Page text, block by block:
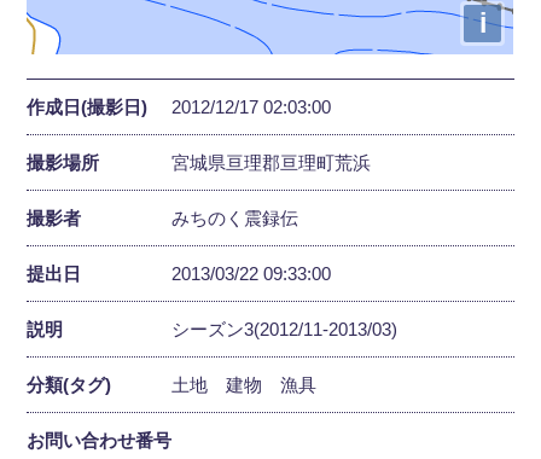
i
作成日(撮影日) 2012/12/17 02:03:00
撮影場所 宮城県亘理郡亘理町荒浜
撮影者 みちのく震録伝
提出日 2013/03/22 09:33:00
説明 シーズン3(2012/11-2013/03)
分類(タグ) 土地 建物 漁具
お問い合わせ番号